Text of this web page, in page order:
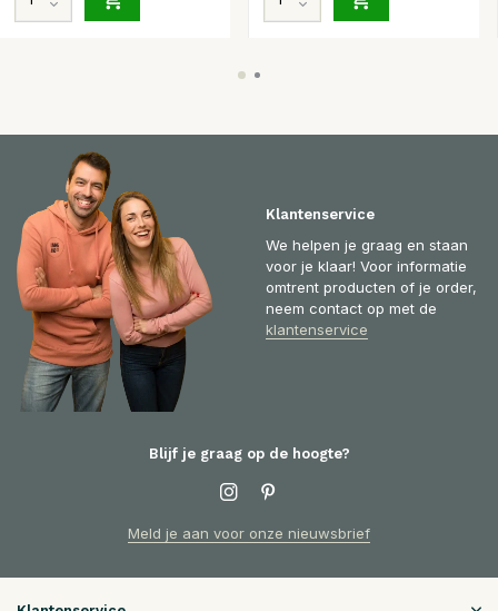
Klantenservice
We helpen je graag en staan
voor je klaar! Voor informatie
omtrent producten of je order,
neem contact op met de
klantenservice
Blijf je graag op de hoogte?
Meld je aan voor onze nieuwsbrief